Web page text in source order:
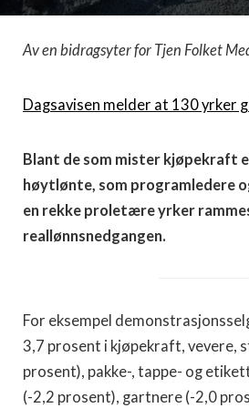
Av en bidragsyter for Tjen Folket
Dagsavisen melder at 130 yrker
Blant de som mister kjøpekraft
høytlønte, som programledere
en rekke proletære yrker
reallønnsnedgangen.
For eksempel
3,7 prosent i kjøpekraft, vevere,
prosent), pakke-, tappe- og
(-2,2 prosent), gartnere (-2,0